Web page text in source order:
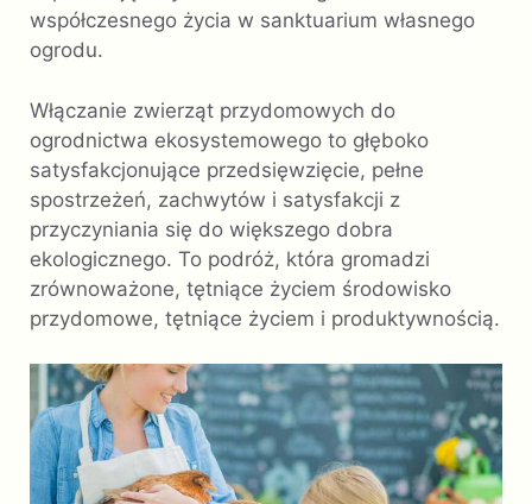
współczesnego życia w sanktuarium własnego
ogrodu.
Włączanie zwierząt przydomowych do
ogrodnictwa ekosystemowego to głęboko
satysfakcjonujące przedsięwzięcie, pełne
spostrzeżeń, zachwytów i satysfakcji z
przyczyniania się do większego dobra
ekologicznego. To podróż, która gromadzi
zrównoważone, tętniące życiem środowisko
przydomowe, tętniące życiem i produktywnością.